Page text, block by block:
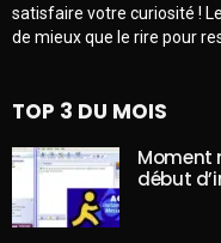
satisfaire votre curiosité !
de mieux que le rire pour
TOP 3 DU MOIS
Moment
début